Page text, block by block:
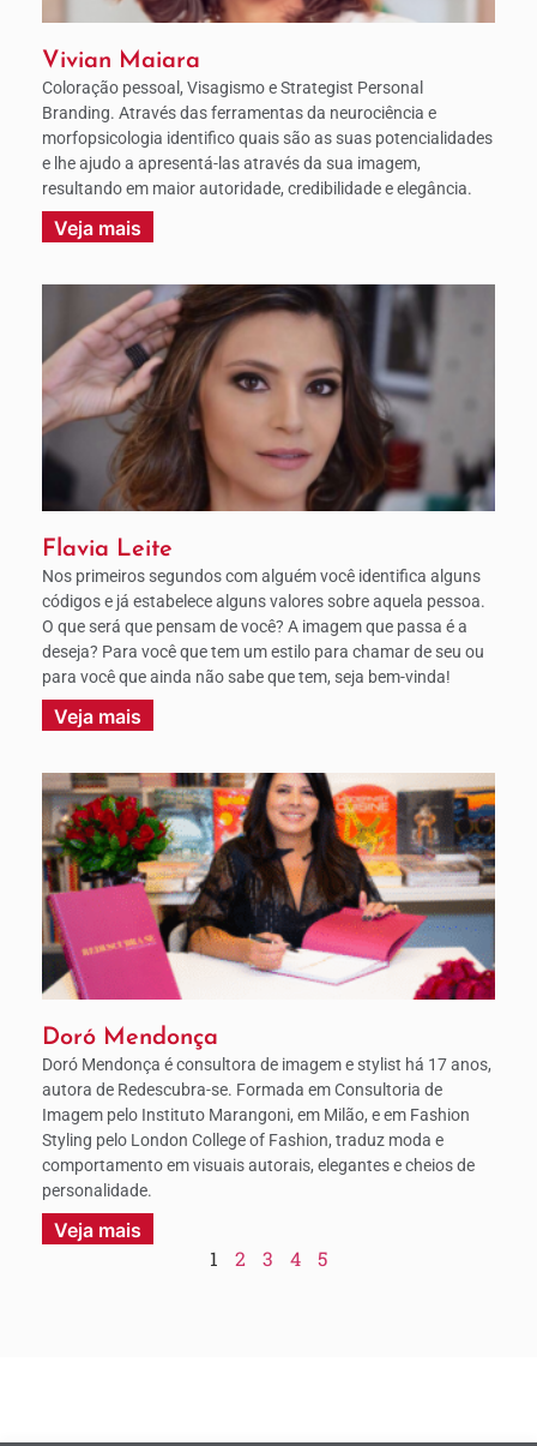
Vivian Maiara
Coloração pessoal, Visagismo e Strategist Personal
Branding. Através das ferramentas da neurociência e
morfopsicologia identifico quais são as suas potencialidades
e lhe ajudo a apresentá-las através da sua imagem,
resultando em maior autoridade, credibilidade e elegância.
Veja mais
Flavia Leite
Nos primeiros segundos com alguém você identifica alguns
códigos e já estabelece alguns valores sobre aquela pessoa.
O que será que pensam de você? A imagem que passa é a
deseja? Para você que tem um estilo para chamar de seu ou
para você que ainda não sabe que tem, seja bem-vinda!
Veja mais
Doró Mendonça
Doró Mendonça é consultora de imagem e stylist há 17 anos,
autora de Redescubra-se. Formada em Consultoria de
Imagem pelo Instituto Marangoni, em Milão, e em Fashion
Styling pelo London College of Fashion, traduz moda e
comportamento em visuais autorais, elegantes e cheios de
personalidade.
Veja mais
1 2 3 4 5